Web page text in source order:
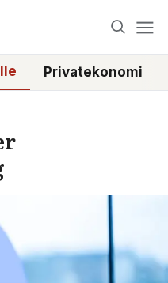
Privatekonomi